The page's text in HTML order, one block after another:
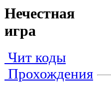
Нечестная
игра
Чит коды
Прохождения